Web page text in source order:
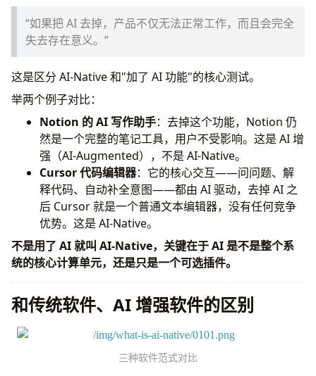
AI-Native 应用的架构层次
为什么这个词会成为热词
AI-Native 和 AI First 是一回事吗？
传统软件公司能转型为 AI-Native 吗？
小团队也能做 AI-Native 产品吗？
“如果把 AI 去掉，产品不仅无法正常工作，而且会完全
失去存在意义。”
这是区分 AI-Native 和"加了 AI 功能"的核心测试。
举两个例子对比：
Notion 的 AI 写作助手：去掉这个功能，Notion 仍
然是一个完整的笔记工具，用户不受影响。这是 AI 增
强（AI-Augmented），不是 AI-Native。
Cursor 代码编辑器：它的核心交互——问问题、解
释代码、自动补全意图——都由 AI 驱动，去掉 AI 之
后 Cursor 就是一个普通文本编辑器，没有任何竞争
优势。这是 AI-Native。
不是用了 AI 就叫 AI-Native，关键在于 AI 是不是整个系
统的核心计算单元，还是只是一个可选插件。
和传统软件、AI 增强软件的区别
三种软件范式对比